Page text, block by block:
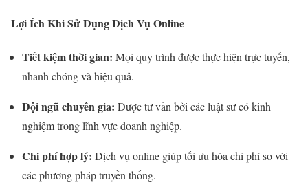
Lợi Ích Khi Sử Dụng Dịch Vụ Online
Tiết kiệm thời gian: Mọi quy trình được thực hiện trực tuyến,
nhanh chóng và hiệu quả.
Đội ngũ chuyên gia: Được tư vấn bởi các luật sư có kinh
nghiệm trong lĩnh vực doanh nghiệp.
Chi phí hợp lý: Dịch vụ online giúp tối ưu hóa chi phí so với
các phương pháp truyền thống.